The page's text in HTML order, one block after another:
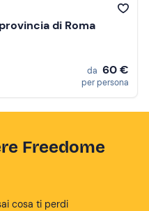
di Roma
da 60 €
per persona
Freedome
cosa ti perdi